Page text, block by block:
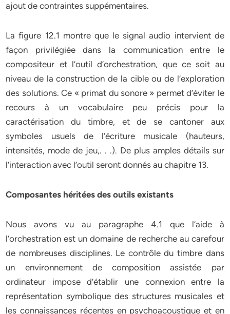
ajout de contraintes suppémentaires.
La figure 12.1 montre que le signal audio intervient de
façon privilégiée dans la communication entre le
compositeur et l’outil d’orchestration, que ce soit au
niveau de la construction de la cible ou de l’exploration
des solutions. Ce « primat du sonore » permet d’éviter le
recours à un vocabulaire peu précis pour la
caractérisation du timbre, et de se cantoner aux
symboles usuels de l’écriture musicale (hauteurs,
intensités, mode de jeu,. . .). De plus amples détails sur
l’interaction avec l’outil seront donnés au chapitre 13.
Composantes héritées des outils existants
Nous avons vu au paragraphe 4.1 que l’aide à
l’orchestration est un domaine de recherche au carefour
de nombreuses disciplines. Le contrôle du timbre dans
un environnement de composition assistée par
ordinateur impose d’établir une connexion entre la
représentation symbolique des structures musicales et
les connaissances récentes en psychoacoustique et en